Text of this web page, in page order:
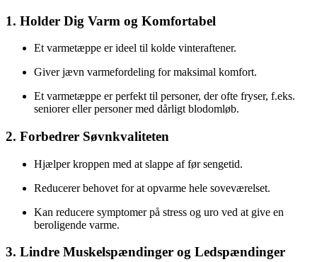
1. Holder Dig Varm og Komfortabel
Et varmetæppe er ideel til kolde vinteraftener.
Giver jævn varmefordeling for maksimal komfort.
Et varmetæppe er perfekt til personer, der ofte fryser, f.eks.
seniorer eller personer med dårligt blodomløb.
2. Forbedrer Søvnkvaliteten
Hjælper kroppen med at slappe af før sengetid.
Reducerer behovet for at opvarme hele soveværelset.
Kan reducere symptomer på stress og uro ved at give en
beroligende varme.
3. Lindre Muskelspændinger og Ledspændinger